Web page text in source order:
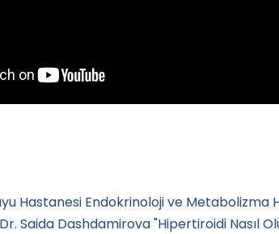
Hastanesi Endokrinoloji ve Metabolizma
Saida Dashdamirova "Hipertiroidi Nasıl